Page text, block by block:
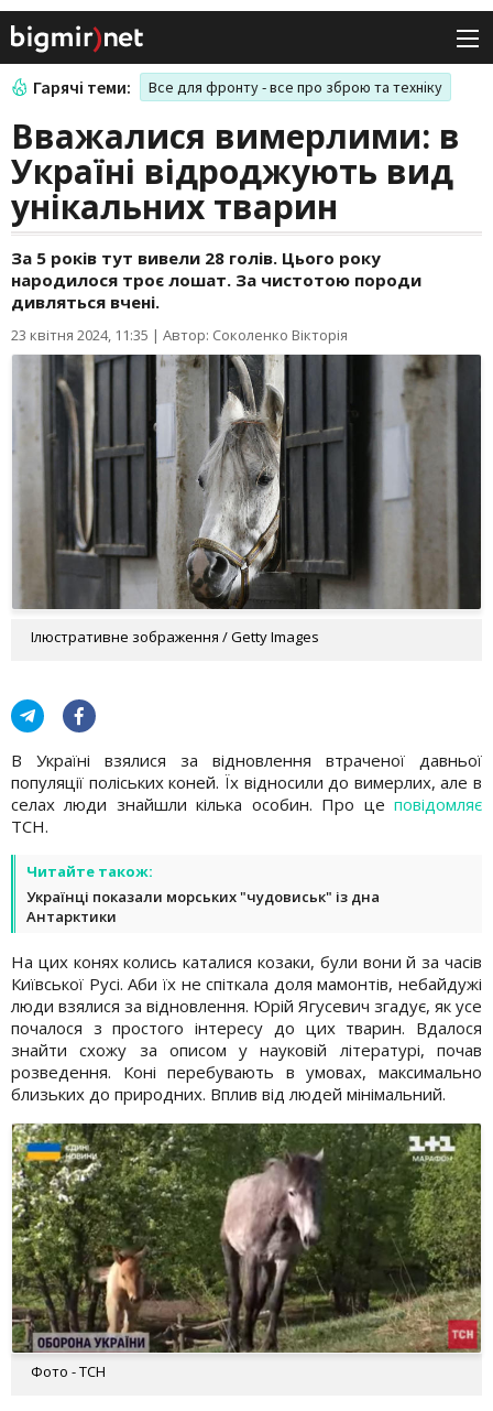
Гарячі теми: Все для фронту - все про зброю та техніку
Вважалися вимерлими: в
Україні відроджують вид
унікальних тварин
За 5 років тут вивели 28 голів. Цього року
народилося троє лошат. За чистотою породи
дивляться вчені.
23 квітня 2024, 11:35 | Автор: Соколенко Вікторія
Ілюстративне зображення / Getty Images
В Україні взялися за відновлення втраченої давньої
популяції поліських коней. Їх відносили до вимерлих, але в
селах люди знайшли кілька особин. Про це повідомляє
ТСН.
Читайте також:
Українці показали морських "чудовиськ" із дна
Антарктики
На цих конях колись каталися козаки, були вони й за часів
Київської Русі. Аби їх не спіткала доля мамонтів, небайдужі
люди взялися за відновлення. Юрій Ягусевич згадує, як усе
почалося з простого інтересу до цих тварин. Вдалося
знайти схожу за описом у науковій літературі, почав
розведення. Коні перебувають в умовах, максимально
близьких до природних. Вплив від людей мінімальний.
Фото - ТСН